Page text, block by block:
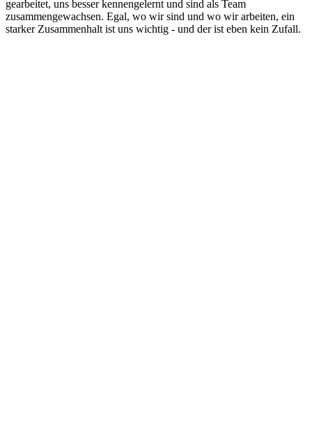
gearbeitet, uns besser kennengelernt und sind als Team
zusammengewachsen. Egal, wo wir sind und wo wir arbeiten, ein
starker Zusammenhalt ist uns wichtig - und der ist eben kein Zufall.